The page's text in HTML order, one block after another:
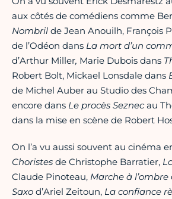
aux côtés de comédiens comme
Nombril de Jean Anouilh, François
de l’Odéon dans La mort d’un
d’Arthur Miller, Marie Dubois dans
Robert Bolt, Mickael Lonsdale dans
de Michel Auber au Studio des
encore dans Le procès Seznecau
dans la mise en scène de Robert
On l’a vu aussi souvent au cinéma
Choristes de Christophe Barratier,
Claude Pinoteau, Marche à l’ombre
Saxo d’Ariel Zeitoun, La confiance